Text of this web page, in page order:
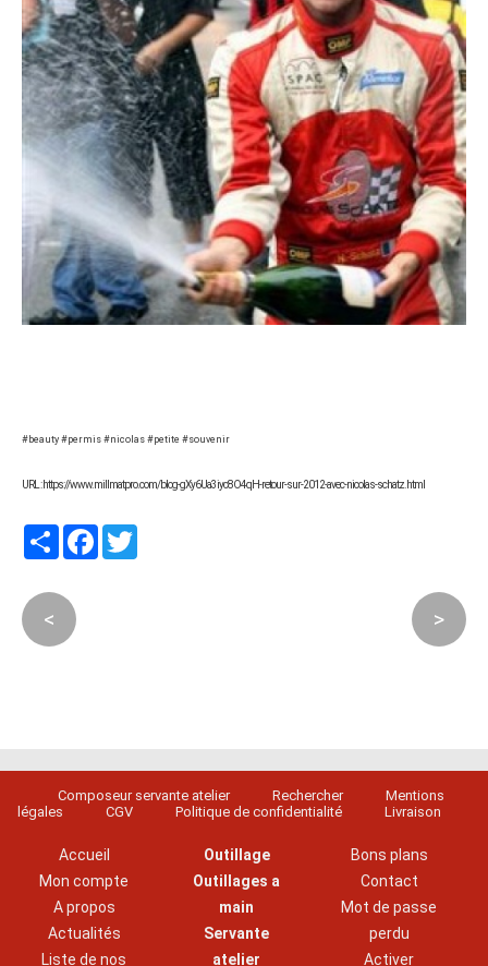
#beauty #permis #nicolas #petite #souvenir
URL : https://www.millmatpro.com/blog-gXy6Ua3iyc8O4qH-retour-sur-2012-avec-nicolas-schatz.html
PartagerFacebook
< >
Composeur servante atelier Rechercher
Mentions
légales
CGV Politique de confidentialité Livraison
Accueil
Mon compte
A propos
Actualités
Liste de nos
Outillage
Outillages a
main
Servante
atelier
Bons plans
Contact
Mot de passe
perdu
Activer